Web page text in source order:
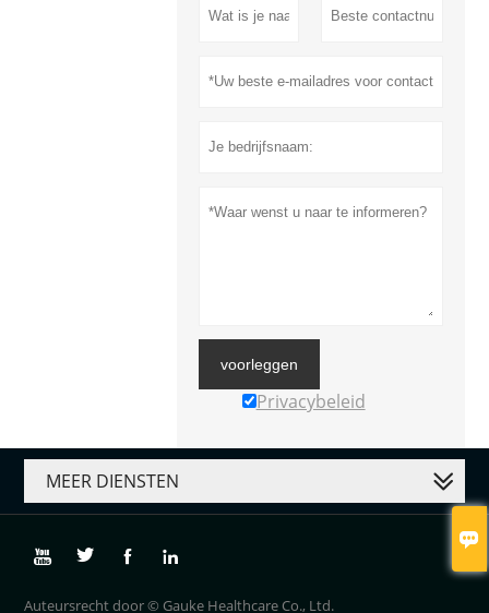

voorleggen
Privacybeleid
MEER DIENSTEN
   
Auteursrecht door © Gauke Healthcare Co., Ltd.